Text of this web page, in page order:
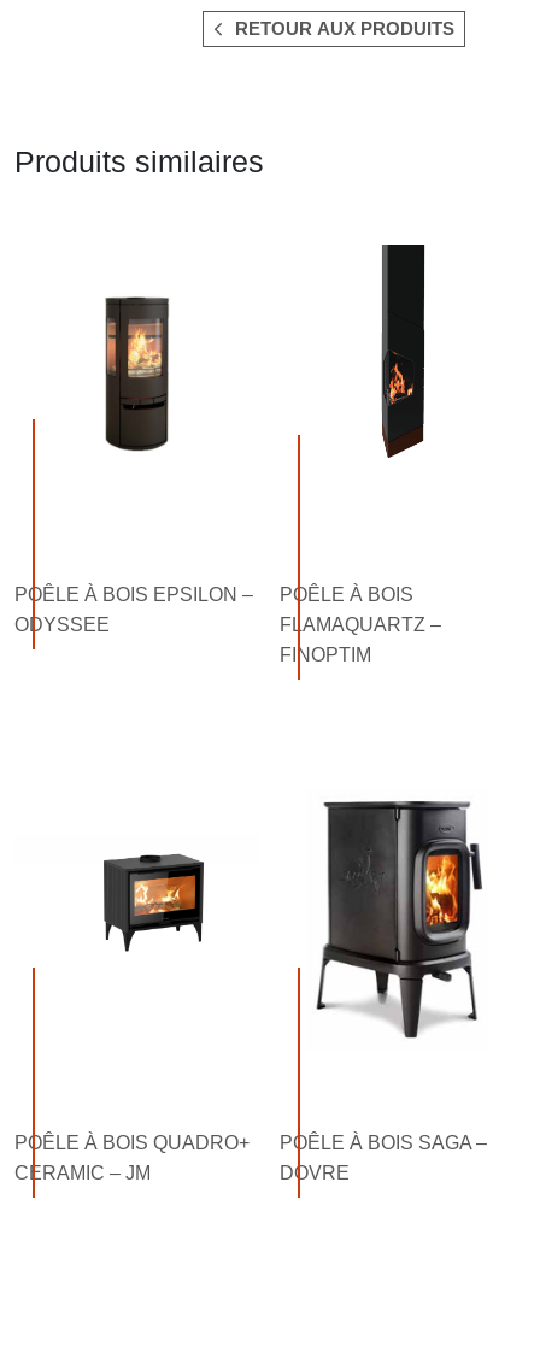
RETOUR AUX PRODUITS
Produits similaires
POÊLE À BOIS EPSILON –
ODYSSEE
POÊLE À BOIS
FLAMAQUARTZ –
FINOPTIM
POÊLE À BOIS QUADRO+
CERAMIC – JM
POÊLE À BOIS SAGA –
DOVRE